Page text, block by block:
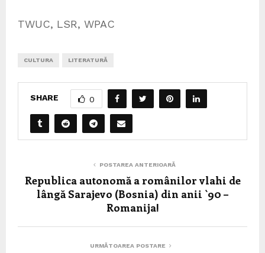
TWUC, LSR, WPAC
CULTURA LITERATURĂ
SHARE 0
POSTAREA ANTERIOARĂ
Republica autonomă a românilor vlahi de
lângă Sarajevo (Bosnia) din anii `90 –
Romanija!
URMĂTOAREA POSTARE